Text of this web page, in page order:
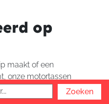
op
maakt of een
onze motortassen
in verschillende
Van compacte